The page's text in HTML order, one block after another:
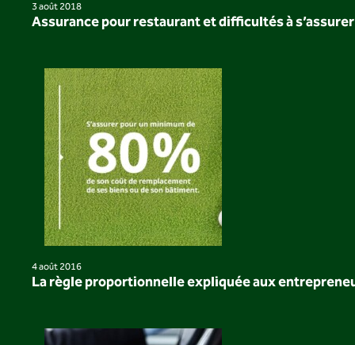
3 août 2018
Assurance pour restaurant et difficultés à s’assurer
4 août 2016
La règle proportionnelle expliquée aux